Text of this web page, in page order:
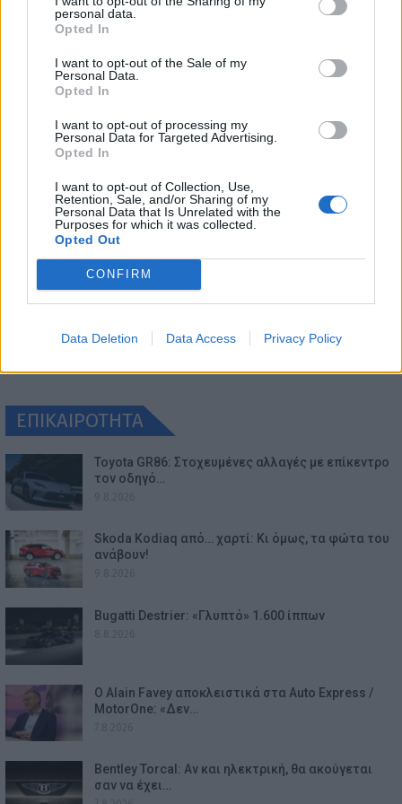
personal data.
Opted In
I want to opt-out of the Sale of my
Personal Data.
Opted In
I want to opt-out of processing my
Personal Data for Targeted Advertising.
Opted In
I want to opt-out of Collection, Use,
Retention, Sale, and/or Sharing of my
Personal Data that Is Unrelated with the
Purposes for which it was collected.
Opted Out
CONFIRM
Data Deletion Data Access Privacy Policy
τις στρατηγικές στο GP
Αυστρίας
Hamilton να «χτυπήσει»
ΕΠΙΚΑΙΡΟΤΗΤΑ
Toyota GR86: Στοχευμένες αλλαγές με επίκεντρο
τον οδηγό…
Skoda Kodiaq από… χαρτί: Κι όμως, τα φώτα του
ανάβουν!
Bugatti Destrier: «Γλυπτό» 1.600 ίππων
Ο Alain Favey αποκλειστικά στα Auto Express /
MotorOne: «Δεν…
Bentley Torcal: Αν και ηλεκτρική, θα ακούγεται
σαν να έχει…